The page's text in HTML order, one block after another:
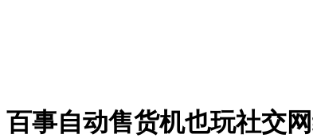
百事自动售货机也玩社交